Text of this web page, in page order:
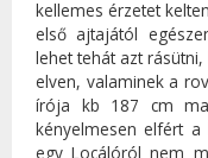
kellemes érzetet
első ajtajától
lehet tehát azt
elven, valaminek a
írója kb 187 cm
kényelmesen elfért
egy Locálóról nem